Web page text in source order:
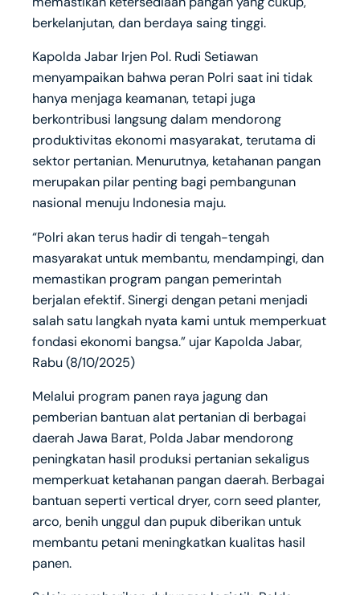
berkelanjutan, dan berdaya saing tinggi.
Kapolda Jabar Irjen Pol. Rudi Setiawan
menyampaikan bahwa peran Polri saat ini tidak
hanya menjaga keamanan, tetapi juga
berkontribusi langsung dalam mendorong
produktivitas ekonomi masyarakat, terutama di
sektor pertanian. Menurutnya, ketahanan pangan
merupakan pilar penting bagi pembangunan
nasional menuju Indonesia maju.
“Polri akan terus hadir di tengah-tengah
masyarakat untuk membantu, mendampingi, dan
memastikan program pangan pemerintah
berjalan efektif. Sinergi dengan petani menjadi
salah satu langkah nyata kami untuk memperkuat
fondasi ekonomi bangsa.” ujar Kapolda Jabar,
Rabu (8/10/2025)
Melalui program panen raya jagung dan
pemberian bantuan alat pertanian di berbagai
daerah Jawa Barat, Polda Jabar mendorong
peningkatan hasil produksi pertanian sekaligus
memperkuat ketahanan pangan daerah. Berbagai
bantuan seperti vertical dryer, corn seed planter,
arco, benih unggul dan pupuk diberikan untuk
membantu petani meningkatkan kualitas hasil
panen.